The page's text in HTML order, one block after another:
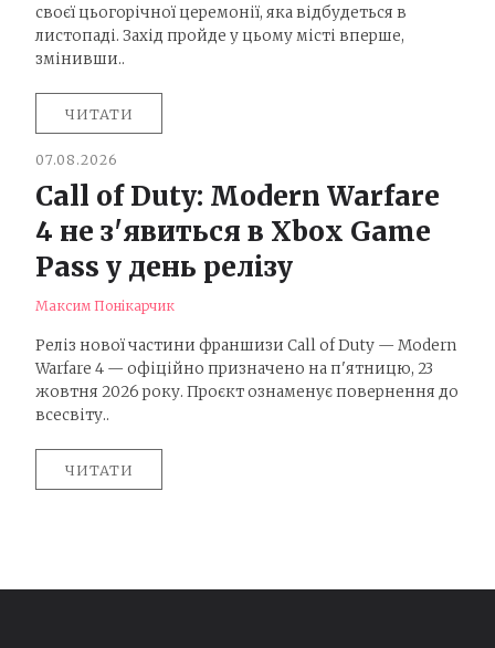
своєї цьогорічної церемонії, яка відбудеться в
листопаді. Захід пройде у цьому місті вперше,
змінивши..
ЧИТАТИ
07.08.2026
Call of Duty: Modern Warfare
4 не з'явиться в Xbox Game
Pass у день релізу
Максим Понікарчик
Реліз нової частини франшизи Call of Duty — Modern
Warfare 4 — офіційно призначено на п'ятницю, 23
жовтня 2026 року. Проєкт ознаменує повернення до
всесвіту..
ЧИТАТИ